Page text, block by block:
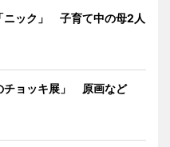
ニック」 子育て中の母2人
チョッキ展」 原画など